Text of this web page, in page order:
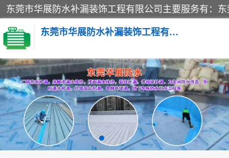
东莞市华展防水补漏装饰工程有限公司
楼面防水补漏
阳台卫生间防水补漏
金属房搭建及补漏